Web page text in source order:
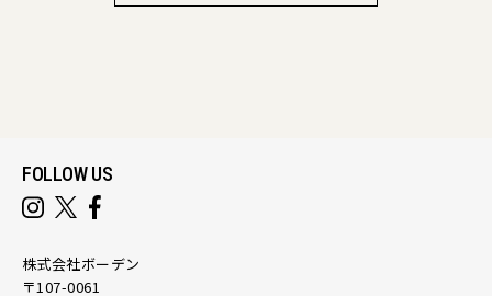
FOLLOW US
株式会社ボーデン
〒107-0061